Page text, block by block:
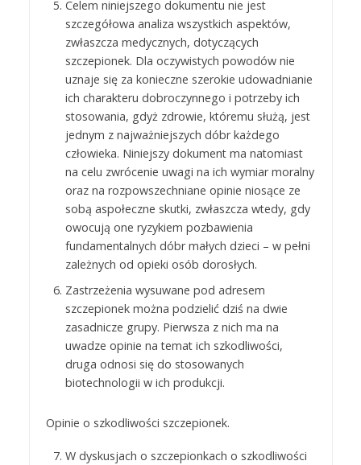
Celem niniejszego dokumentu nie jest
szczegółowa analiza wszystkich aspektów,
zwłaszcza medycznych, dotyczących
szczepionek. Dla oczywistych powodów nie
uznaje się za konieczne szerokie udowadnianie
ich charakteru dobroczynnego i potrzeby ich
stosowania, gdyż zdrowie, któremu służą, jest
jednym z najważniejszych dóbr każdego
człowieka. Niniejszy dokument ma natomiast
na celu zwrócenie uwagi na ich wymiar moralny
oraz na rozpowszechniane opinie niosące ze
sobą aspołeczne skutki, zwłaszcza wtedy, gdy
owocują one ryzykiem pozbawienia
fundamentalnych dóbr małych dzieci – w pełni
zależnych od opieki osób dorosłych.
Zastrzeżenia wysuwane pod adresem
szczepionek można podzielić dziś na dwie
zasadnicze grupy. Pierwsza z nich ma na
uwadze opinie na temat ich szkodliwości,
druga odnosi się do stosowanych
biotechnologii w ich produkcji.
Opinie o szkodliwości szczepionek.
W dyskusjach o szczepionkach o szkodliwości